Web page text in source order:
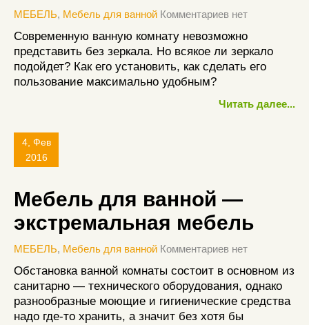
МЕБЕЛЬ, Мебель для ванной Комментариев нет
Современную ванную комнату невозможно
представить без зеркала. Но всякое ли зеркало
подойдет? Как его установить, как сделать его
пользование максимально удобным?
Читать далее...
4, Фев
2016
Мебель для ванной —
экстремальная мебель
МЕБЕЛЬ, Мебель для ванной Комментариев нет
Обстановка ванной комнаты состоит в основном из
санитарно — технического оборудования, однако
разнообразные моющие и гигиенические средства
надо где-то хранить, а значит без хотя бы